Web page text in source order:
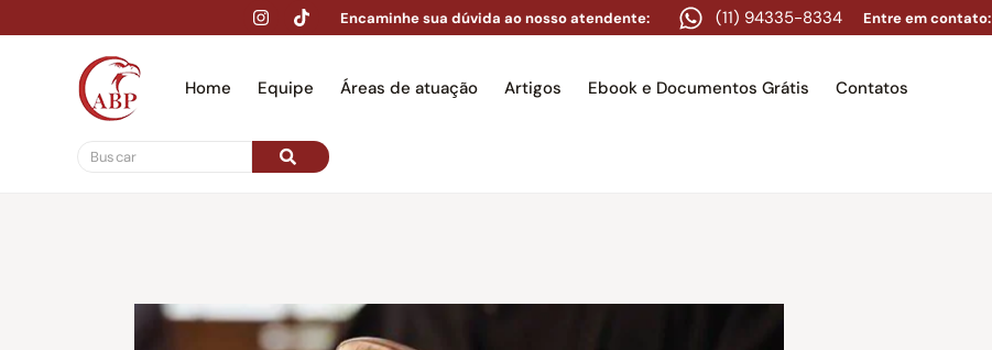
Encaminhe sua dúvida ao nosso atendente: (11) 94335-8334 Entre em contato:
Home Equipe Áreas de atuação Artigos Ebook e Documentos Grátis Contatos